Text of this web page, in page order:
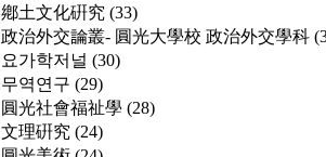
鄕土文化硏究 (33)
政治外交論叢- 圓光大學校 政治外交學科
요가학저널 (30)
무역연구 (29)
圓光社會福祉學 (28)
文理硏究 (24)